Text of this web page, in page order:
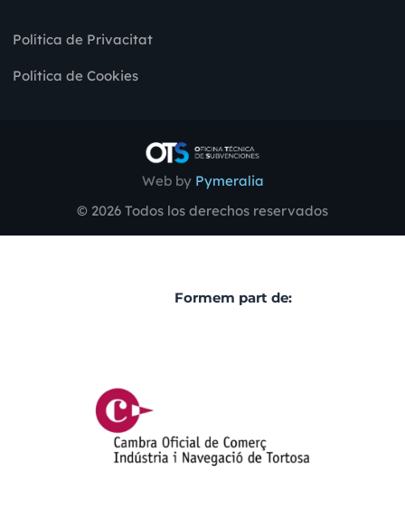
Política de Privacitat
Política de Cookies
Web by Pymeralia
© 2026 Todos los derechos reservados
Formem part de: